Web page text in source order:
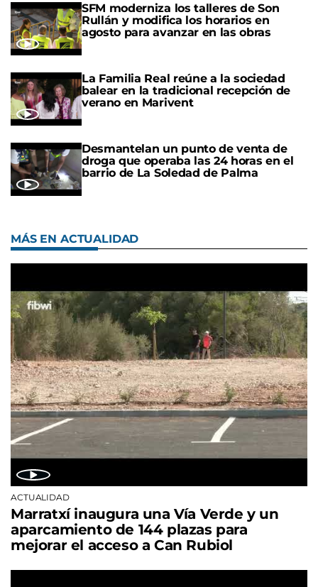
SFM moderniza los talleres de Son
Rullán y modifica los horarios en
agosto para avanzar en las obras
La Familia Real reúne a la sociedad
balear en la tradicional recepción de
verano en Marivent
Desmantelan un punto de venta de
droga que operaba las 24 horas en el
barrio de La Soledad de Palma
MÁS EN ACTUALIDAD
ACTUALIDAD
Marratxí inaugura una Vía Verde y un
aparcamiento de 144 plazas para
mejorar el acceso a Can Rubiol